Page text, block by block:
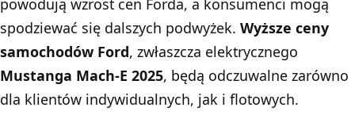
powodują wzrost cen Forda, a konsumenci mogą
spodziewać się dalszych podwyżek. Wyższe ceny
samochodów Ford, zwłaszcza elektrycznego
Mustanga Mach-E 2025, będą odczuwalne zarówno
dla klientów indywidualnych, jak i flotowych.